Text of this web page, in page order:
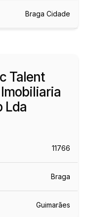
Braga Cidade
Talent
Lda
11766
Braga
Guimarães